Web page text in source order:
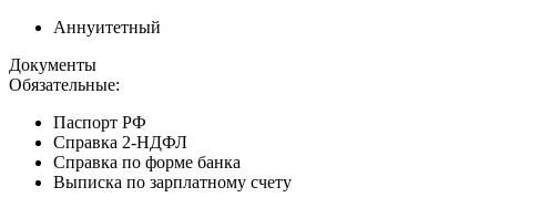
Аннуитетный
Документы
Обязательные:
Паспорт РФ
Справка 2-НДФЛ
Справка по форме банка
Выписка по зарплатному счету